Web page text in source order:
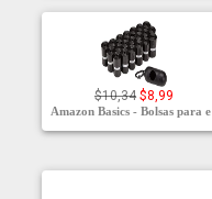
$10,34 $8,99
Amazon Basics - Bolsas para e